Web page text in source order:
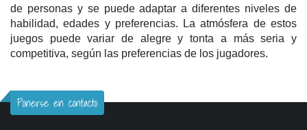
de personas y se puede adaptar a diferentes niveles de
habilidad, edades y preferencias. La atmósfera de estos
juegos puede variar de alegre y tonta a más seria y
competitiva, según las preferencias de los jugadores.
Ponerse en contacto